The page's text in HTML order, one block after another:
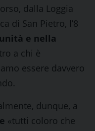
dalla Loggia
di San Pietro, l’8
e nella
a chi è
essere davvero
dunque, a
«tutti coloro che